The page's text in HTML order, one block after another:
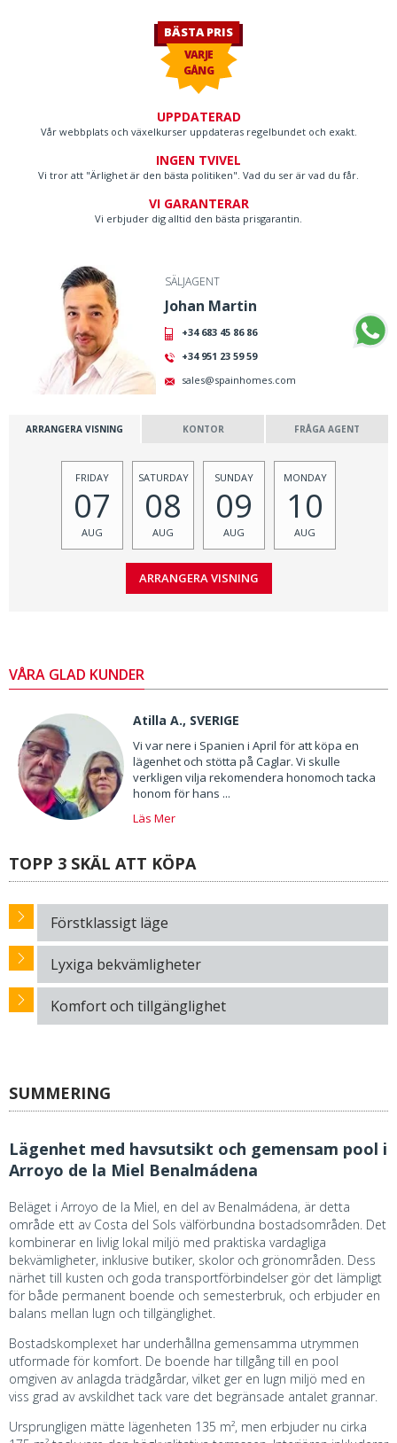
BÄSTA PRIS
VARJE
GÅNG
UPPDATERAD
Vår webbplats och växelkurser uppdateras regelbundet och exakt.
INGEN TVIVEL
Vi tror att "Ärlighet är den bästa politiken". Vad du ser är vad du får.
VI GARANTERAR
Vi erbjuder dig alltid den bästa prisgarantin.
SÄLJAGENT
Johan Martin
+34 683 45 86 86
+34 951 23 59 59
sales@spainhomes.com
ARRANGERA VISNING KONTOR FRÅGA AGENT
FRIDAY
07
AUG
SATURDAY
08
AUG
SUNDAY
09
AUG
MONDAY
10
AUG
VÅRA GLAD KUNDER
Atilla A., SVERIGE
Vi var nere i Spanien i April för att köpa en
lägenhet och stötta på Caglar. Vi skulle
verkligen vilja rekomendera honomoch tacka
honom för hans ...
Läs Mer
TOPP 3 SKÄL ATT KÖPA
Förstklassigt läge
Lyxiga bekvämligheter
Komfort och tillgänglighet
SUMMERING
Lägenhet med havsutsikt och gemensam pool i
Arroyo de la Miel Benalmádena
Beläget i Arroyo de la Miel, en del av Benalmádena, är detta
område ett av Costa del Sols välförbundna bostadsområden. Det
kombinerar en livlig lokal miljö med praktiska vardagliga
bekvämligheter, inklusive butiker, skolor och grönområden. Dess
närhet till kusten och goda transportförbindelser gör det lämpligt
för både permanent boende och semesterbruk, och erbjuder en
balans mellan lugn och tillgänglighet.
Bostadskomplexet har underhållna gemensamma utrymmen
utformade för komfort. De boende har tillgång till en pool
omgiven av anlagda trädgårdar, vilket ger en lugn miljö med en
viss grad av avskildhet tack vare det begränsade antalet grannar.
Ursprungligen mätte lägenheten 135 m², men erbjuder nu cirka